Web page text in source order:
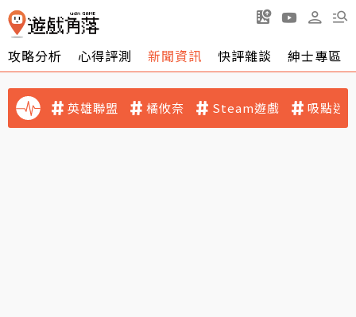
攻略分析 心得評測 新聞資訊 快評雜談 紳士專區
英雄聯盟 橘攸奈 Steam遊戲 吸點迷